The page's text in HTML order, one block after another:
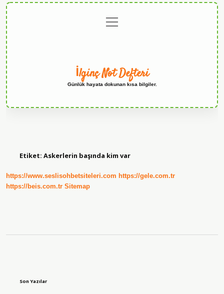
menüyü
aç
İlginç Not Defteri
Günlük hayata dokunan kısa bilgiler.
Etiket: Askerlerin başında kim var
https://www.seslisohbetsiteleri.com https://gele.com.tr
https://beis.com.tr Sitemap
Son Yazılar